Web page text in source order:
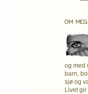
OM MEG
og med
barn,
sjø og
Livet